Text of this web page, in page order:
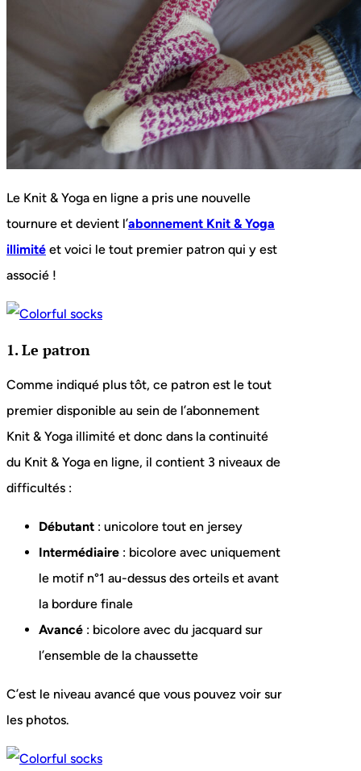
Le Knit & Yoga en ligne a pris une nouvelle
tournure et devient l’abonnement Knit & Yoga
illimité et voici le tout premier patron qui y est
associé !
1. Le patron
Comme indiqué plus tôt, ce patron est le tout
premier disponible au sein de l’abonnement
Knit & Yoga illimité et donc dans la continuité
du Knit & Yoga en ligne, il contient 3 niveaux de
difficultés :
Débutant : unicolore tout en jersey
Intermédiaire : bicolore avec uniquement
le motif n°1 au-dessus des orteils et avant
la bordure finale
Avancé : bicolore avec du jacquard sur
l’ensemble de la chaussette
C’est le niveau avancé que vous pouvez voir sur
les photos.